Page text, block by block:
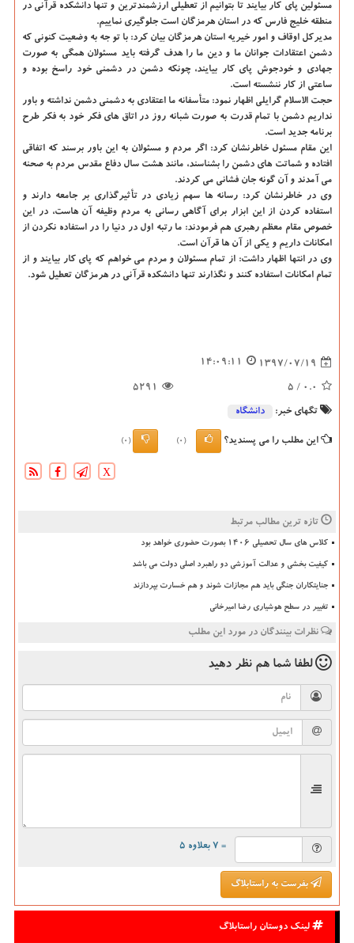
مسئولین پای كار بیایند تا بتوانیم از تعطیلی ارزشمندترین و تنها دانشكده قرآنی در
منطقه خلیج فارس كه در استان هرمزگان است جلوگیری نماییم.
مدیركل اوقاف و امور خیریه استان هرمزگان بیان كرد: با تو جه به وضعیت كنونی كه
دشمن اعتقادات جوانان ما و دین ما را هدف گرفته باید مسئولان همگی به صورت
جهادی و خودجوش پای كار بیایند، چونكه دشمن در دشمنی خود راسخ بوده و
ساعتی از كار ننشسته است.
حجت الاسلام گرایلی اظهار نمود: متأسفانه ما اعتقادی به دشمنی دشمن نداشته و باور
نداریم دشمن با تمام قدرت به صورت شبانه روز در اتاق های فكر خود به فكر طرح
برنامه جدید است.
این مقام مسئول خاطرنشان كرد: اگر مردم و مسئولان به این باور برسند كه اتفاقی
افتاده و شماتت های دشمن را بشناسند، مانند هشت سال دفاع مقدس مردم به صحنه
می آمدند و آن گونه جان فشانی می كردند.
وی در خاطرنشان كرد: رسانه ها سهم زیادی در تأثیرگذاری بر جامعه دارند و
استفاده كردن از این ابزار برای آگاهی رسانی به مردم وظیفه آن هاست، در این
خصوص مقام معظم رهبری هم فرمودند: ما رتبه اول در دنیا را در استفاده نكردن از
امكانات داریم و یكی از آن ها قرآن است.
وی در انتها اظهار داشت: از تمام مسئولان و مردم می خواهم كه پای كار بیایند و از
تمام امكانات استفاده كنند و نگذارند تنها دانشكده قرآنی در هرمزگان تعطیل شود.
1397/07/19
14:09:11
0.0
/ 5
5291
تگهای خبر: دانشگاه‌
این مطلب را می پسندید؟ (0)
(0)
X
تازه ترین مطالب مرتبط
کلاس های سال تحصیلی ۱۴۰۶ بصورت حضوری خواهد بود
کیفیت بخشی و عدالت آموزشی دو راهبرد اصلی دولت می باشد
جنایتکاران جنگی باید هم مجازات شوند و هم خسارت بپردازند
تغییر در سطح هوشیاری رضا امیرخانی
نظرات بینندگان در مورد این مطلب
لطفا شما هم نظر دهید
= ۷ بعلاوه ۵
بفرست به راستابلاگ
لینک دوستان راستابلاگ